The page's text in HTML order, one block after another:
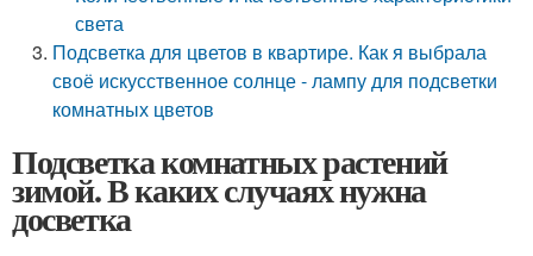
света
Подсветка для цветов в квартире. Как я выбрала
своё искусственное солнце - лампу для подсветки
комнатных цветов
Подсветка комнатных растений
зимой. В каких случаях нужна
досветка